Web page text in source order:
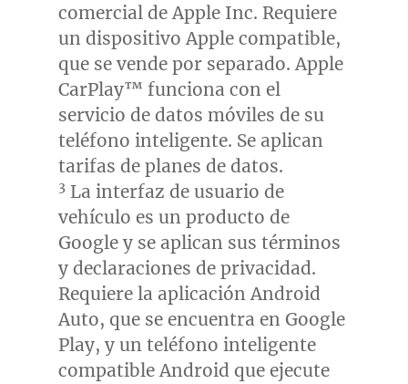
comercial de Apple Inc. Requiere
un dispositivo Apple compatible,
que se vende por separado. Apple
CarPlay™ funciona con el
servicio de datos móviles de su
teléfono inteligente. Se aplican
tarifas de planes de datos.
3La interfaz de usuario de
vehículo es un producto de
Google y se aplican sus términos
y declaraciones de privacidad.
Requiere la aplicación Android
Auto, que se encuentra en Google
Play, y un teléfono inteligente
compatible Android que ejecute